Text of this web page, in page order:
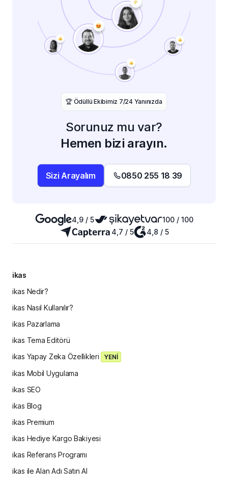
️🏆 Ödüllü Ekibimiz 7/24 Yanınızda
Sorunuz mu var?
Hemen bizi arayın.
Sizi Arayalım 0850 255 18 39
4,9 / 5
100 / 100
4,7 / 5
4,8 / 5
ikas
ikas Nedir?
ikas Nasıl Kullanılır?
ikas Pazarlama
ikas Tema Editörü
ikas Yapay Zeka Özellikleri
YENİ
ikas Mobil Uygulama
ikas SEO
ikas Blog
ikas Premium
ikas Hediye Kargo Bakiyesi
ikas Referans Programı
ikas ile Alan Adı Satın Al